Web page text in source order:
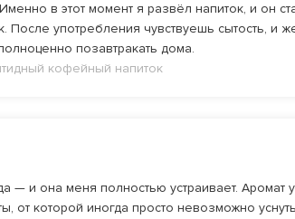
в этот момент я развёл напиток, и
После употребления чувствуешь сытость, и
позавтракать дома.
кофейный напиток
— и она меня полностью устраивает.
от которой иногда просто невозможно